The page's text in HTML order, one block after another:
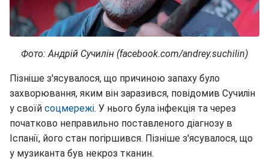
Фото: Андрій Сучилін (facebook.com/andrey.suchilin)
Пізніше з'ясувалося, що причиною запаху було
захворювання, яким він заразився, повідомив Сучилін
у своїй соцмережі. У нього була інфекція та через
початково неправильно поставленого діагнозу в
Іспанії, його стан погіршився. Пізніше з'ясувалося, що
у музиканта був некроз тканин.